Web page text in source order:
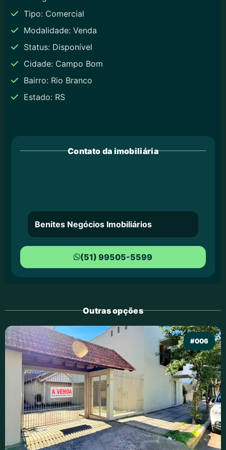
Tipo: Comercial
Modalidade: Venda
Status: Disponível
Cidade: Campo Bom
Bairro: Rio Branco
Estado: RS
Contato da imobiliária
Benites Negócios Imobiliários
(51) 99505-5599
Outras opções
#006